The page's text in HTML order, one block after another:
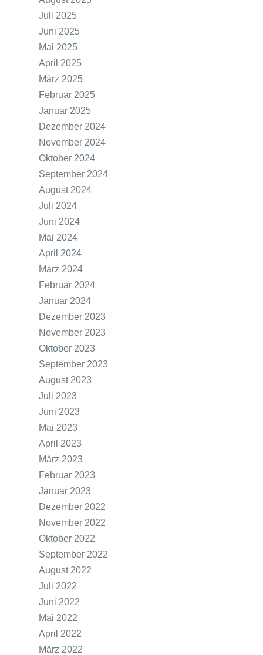
Juli 2025
Juni 2025
Mai 2025
April 2025
März 2025
Februar 2025
Januar 2025
Dezember 2024
November 2024
Oktober 2024
September 2024
August 2024
Juli 2024
Juni 2024
Mai 2024
April 2024
März 2024
Februar 2024
Januar 2024
Dezember 2023
November 2023
Oktober 2023
September 2023
August 2023
Juli 2023
Juni 2023
Mai 2023
April 2023
März 2023
Februar 2023
Januar 2023
Dezember 2022
November 2022
Oktober 2022
September 2022
August 2022
Juli 2022
Juni 2022
Mai 2022
April 2022
März 2022